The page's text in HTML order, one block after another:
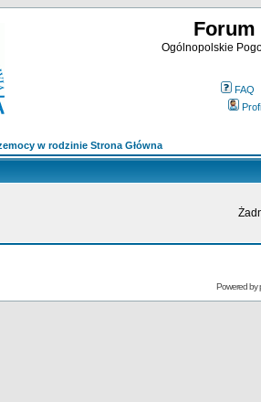
Forum
Ogólnopolskie
FAQ
w rodzinie Strona Główna
Powered by